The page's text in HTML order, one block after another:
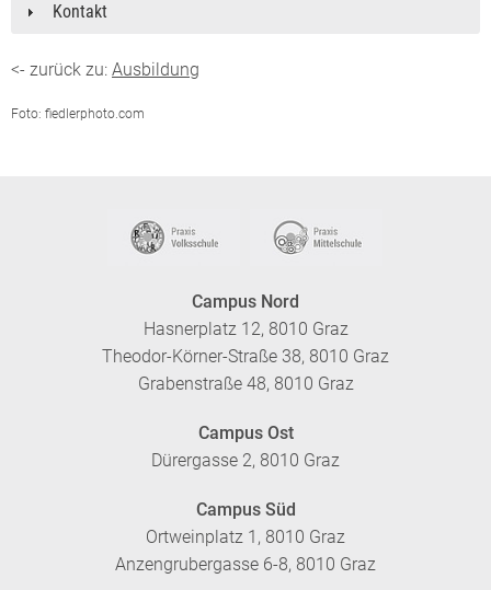
Kontakt
<- zurück zu: Ausbildung
Foto: fiedlerphoto.com
Campus Nord
Hasnerplatz 12, 8010 Graz
Theodor-Körner-Straße 38, 8010 Graz
Grabenstraße 48, 8010 Graz
Campus Ost
Dürergasse 2, 8010 Graz
Campus Süd
Ortweinplatz 1, 8010 Graz
Anzengrubergasse 6-8, 8010 Graz